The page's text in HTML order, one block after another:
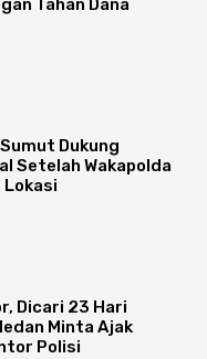
Dukung
Setelah Wakapolda
Dicari 23 Hari
Minta Ajak
Polisi